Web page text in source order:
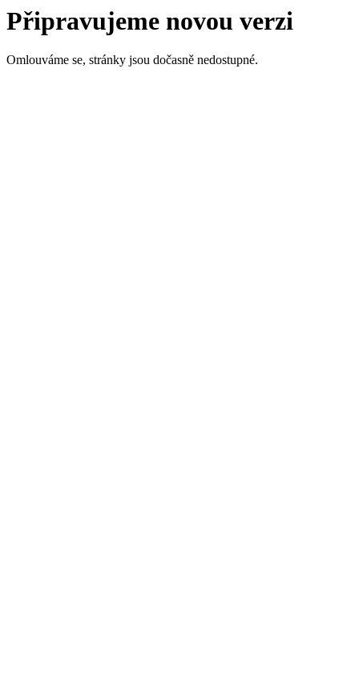
Připravujeme novou verzi
Omlouváme se, stránky jsou dočasně nedostupné.